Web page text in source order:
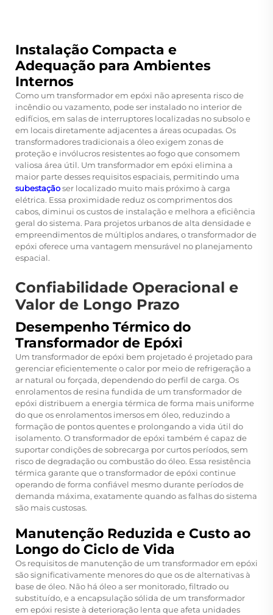
Instalação Compacta e
Adequação para Ambientes
Internos
Como um transformador em epóxi não apresenta risco de
incêndio ou vazamento, pode ser instalado no interior de
edifícios, em salas de interruptores localizadas no subsolo e
em locais diretamente adjacentes a áreas ocupadas. Os
transformadores tradicionais a óleo exigem zonas de
proteção e invólucros resistentes ao fogo que consomem
valiosa área útil. Um transformador em epóxi elimina a
maior parte desses requisitos espaciais, permitindo uma
subestaçãoser localizado muito mais próximo à carga
elétrica. Essa proximidade reduz os comprimentos dos
cabos, diminui os custos de instalação e melhora a eficiência
geral do sistema. Para projetos urbanos de alta densidade e
empreendimentos de múltiplos andares, o transformador de
epóxi oferece uma vantagem mensurável no planejamento
espacial.
Confiabilidade Operacional e
Valor de Longo Prazo
Desempenho Térmico do
Transformador de Epóxi
Um transformador de epóxi bem projetado é projetado para
gerenciar eficientemente o calor por meio de refrigeração a
ar natural ou forçada, dependendo do perfil de carga. Os
enrolamentos de resina fundida de um transformador de
epóxi distribuem a energia térmica de forma mais uniforme
do que os enrolamentos imersos em óleo, reduzindo a
formação de pontos quentes e prolongando a vida útil do
isolamento. O transformador de epóxi também é capaz de
suportar condições de sobrecarga por curtos períodos, sem
risco de degradação ou combustão do óleo. Essa resistência
térmica garante que o transformador de epóxi continue
operando de forma confiável mesmo durante períodos de
demanda máxima, exatamente quando as falhas do sistema
são mais custosas.
Manutenção Reduzida e Custo ao
Longo do Ciclo de Vida
Os requisitos de manutenção de um transformador em epóxi
são significativamente menores do que os de alternativas à
base de óleo. Não há óleo a ser monitorado, filtrado ou
substituído, e a encapsulação sólida de um transformador
em epóxi resiste à deterioração lenta que afeta unidades